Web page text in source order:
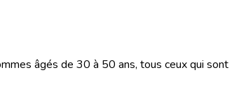
âgés de 30 à 50 ans, tous ceux qui sont